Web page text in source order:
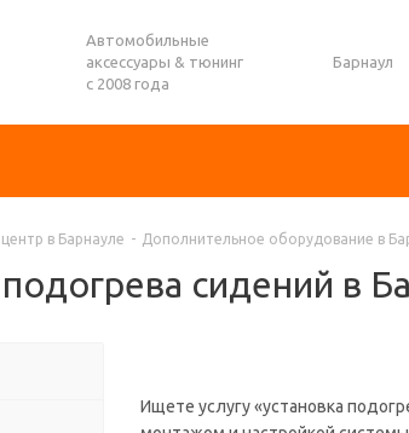
Автомобильные
аксессуары & тюнинг
с 2008 года
Барнаул
в Барнауле - Дополнительное оборудование в
сидений в
Ищете услугу «установка